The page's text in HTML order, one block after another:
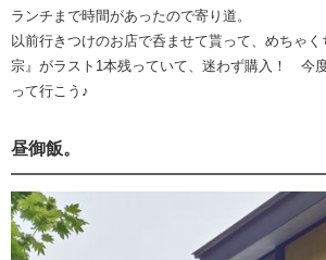
ランチまで時間があったので寄り道。
以前行きつけのお店で呑ませて貰って、めちゃ
宗』がラスト1本残っていて、迷わず購入！ 今
って行こう♪
昼御飯。